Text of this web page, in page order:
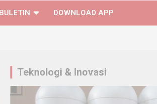
BULETIN DOWNLOAD APP
Teknologi & Inovasi